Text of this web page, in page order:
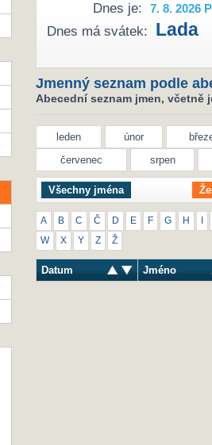
Dnes je: 7. 8. 2026
Dnes má svátek: Lada
Jmenný seznam podle
Abecední seznam jmen,
leden únor
červenec
srpen
Všechny jména
A B C Č D E F G H
W X Y Z Ž
Datum Jméno